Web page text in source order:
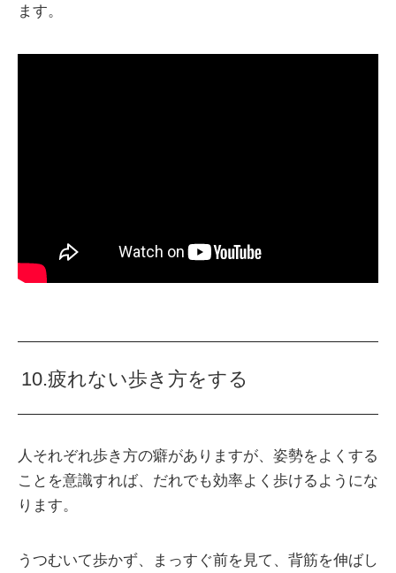
ます。
10.疲れない歩き方をする
人それぞれ歩き方の癖がありますが、姿勢をよくする
ことを意識すれば、だれでも効率よく歩けるようにな
ります。
うつむいて歩かず、まっすぐ前を見て、背筋を伸ばし